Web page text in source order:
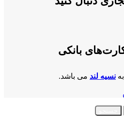
بانکی
نسیه لند می باشد.